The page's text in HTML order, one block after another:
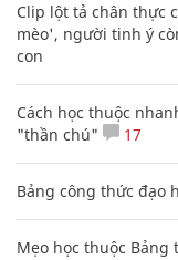
Clip lột tả chân thực
mèo', người tinh ý
con
Cách học thuộc
"thần chú"
17
Bảng công thức đạo
Mẹo học thuộc